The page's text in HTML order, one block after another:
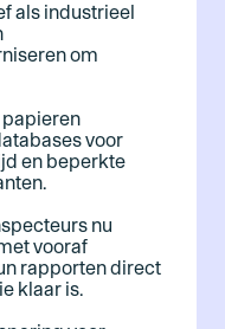
als industrieel
om
voor
en beperkte
nu
vooraf
rapporten direct
klaar is.